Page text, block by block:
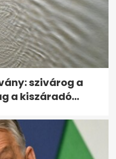
a Zolit fogom
- Elment
szivárog a
a kiszáradó...